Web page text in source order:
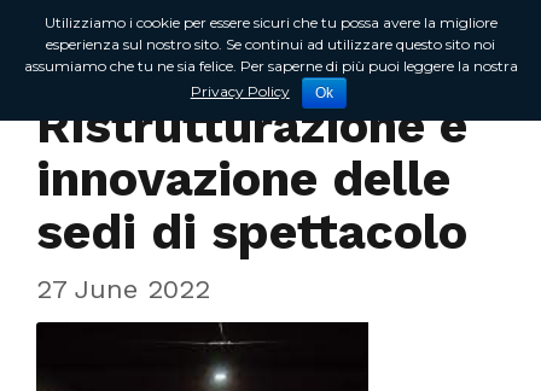
In Regione
Ristrutturazione e
innovazione delle
sedi di spettacolo
27 June 2022
Utilizziamo i cookie per essere sicuri che tu possa avere la migliore
esperienza sul nostro sito. Se continui ad utilizzare questo sito noi
assumiamo che tu ne sia felice. Per saperne di più puoi leggere la nostra
Privacy Policy
Ok